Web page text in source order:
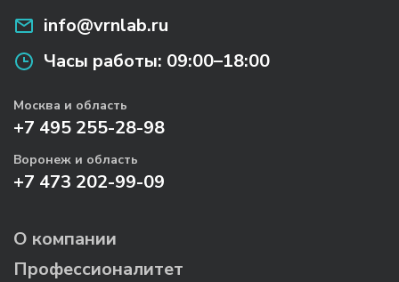
info@vrnlab.ru
Часы работы: 09:00–18:00
Москва и область
+7 495 255-28-98
Воронеж и область
+7 473 202-99-09
О компании
Профессионалитет